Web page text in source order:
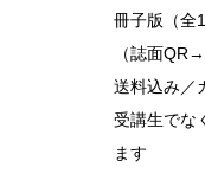
冊子版（全
（誌面
送料込み／
受講生でな
ます